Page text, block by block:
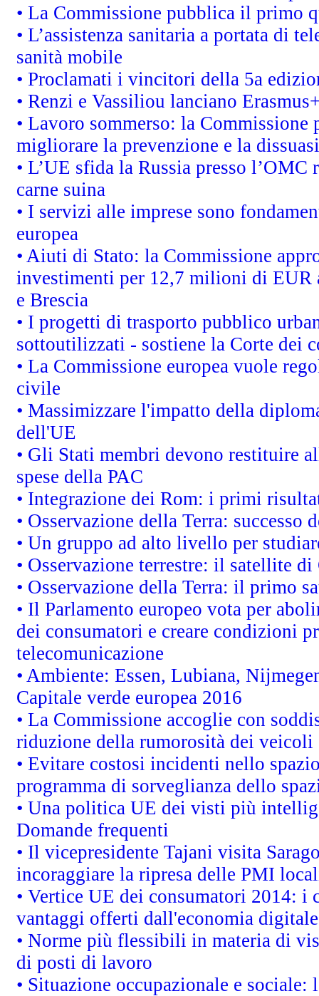
• La Commissione pubblica il primo
• L’assistenza sanitaria a portata di
sanità mobile
• Proclamati i vincitori della 5a
• Renzi e Vassiliou lanciano
• Lavoro sommerso: la
migliorare la prevenzione e la
• L’UE sfida la Russia presso
carne suina
• I servizi alle imprese sono
europea
• Aiuti di Stato: la Commissione
investimenti per 12,7 milioni di EUR
e Brescia
• I progetti di trasporto pubblico
sottoutilizzati - sostiene la Corte dei
• La Commissione europea vuole
civile
• Massimizzare l'impatto della
dell'UE
• Gli Stati membri devono restituire
spese della PAC
• Integrazione dei Rom: i primi
• Osservazione della Terra:
• Un gruppo ad alto livello per
• Osservazione terrestre: il satellite
• Osservazione della Terra: il primo
• Il Parlamento europeo vota per
dei consumatori e creare condizioni
telecomunicazione
• Ambiente: Essen, Lubiana,
Capitale verde europea 2016
• La Commissione accoglie con
riduzione della rumorosità dei veicoli
• Evitare costosi incidenti nello
programma di sorveglianza dello
• Una politica UE dei visti più
Domande frequenti
• Il vicepresidente Tajani visita
incoraggiare la ripresa delle PMI
• Vertice UE dei consumatori 2014:
vantaggi offerti dall'economia digitale
• Norme più flessibili in materia di
di posti di lavoro
• Situazione occupazionale e